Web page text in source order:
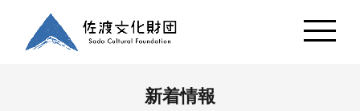
新着情報